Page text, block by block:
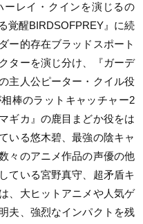
ーレイ・クインを演じるの
覚醒BIRDSOFPREY』に続
ー的存在ブラッドスポート
ターを演じ分け、『ガーデ
主人公ピーター・クイル役
棒のラットキャッチャー2
ギカ』の鹿目まどか役をは
いる悠木碧、最強の陰キャ
々のアニメ作品の声優の他
ている宮野真守、超矛盾キ
、大ヒットアニメや人気ゲ
夫、強烈なインパクトを残